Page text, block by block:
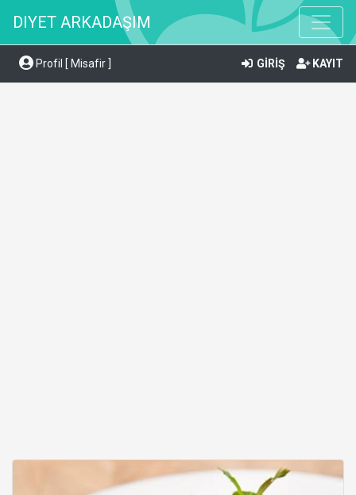
DIYET ARKADAŞIM
Profil [ Misafir ] GİRİŞ KAYIT